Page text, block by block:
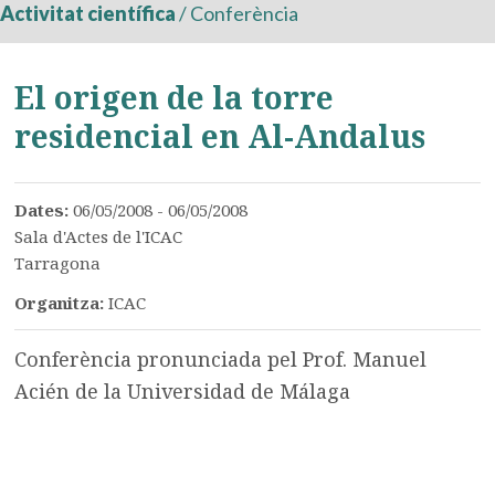
Activitat científica/Conferència
El origen de la torre
residencial en Al-Andalus
Dates:06/05/2008 - 06/05/2008
Sala d'Actes de l'ICAC
Tarragona
Organitza:ICAC
Conferència pronunciada pel Prof. Manuel
Acién de la Universidad de Málaga